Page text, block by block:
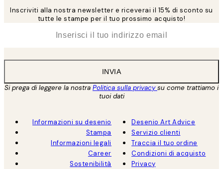
Inscriviti alla nostra newsletter e riceverai il 15% di sconto su
tutte le stampe per il tuo prossimo acquisto!
INVIA
Si prega di leggere la nostra Politica sulla privacysu come trattiamo i
tuoi dati
Informazioni su desenio
Stampa
Informazioni legali
Career
Sostenibilità
Desenio Art Advice
Servizio clienti
Traccia il tuo ordine
Condizioni di acquisto
Privacy